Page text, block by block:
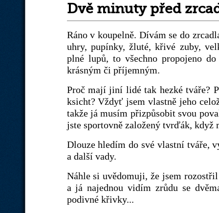
Dvě minuty před
Ráno v koupelně. Dívám se do
uhry, pupínky, žluté, křivé zuby,
plné lupů, to všechno propojeno
krásným či příjemným.
Proč mají jiní lidé tak hezké tváře?
ksicht? Vždyť jsem vlastně jeho
takže já musím přizpůsobit svou
jste sportovně založený tvrďák, když
Dlouze hledím do své vlastní tváře,
a další vady.
Náhle si uvědomuji, že jsem
a já najednou vidím zrůdu se
podivné křivky...